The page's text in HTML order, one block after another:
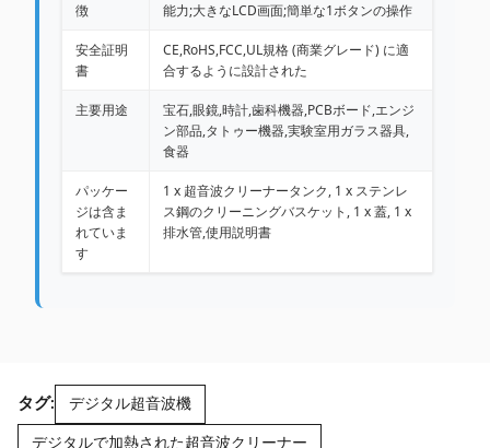
徴
能力;大きなLCD画面;簡単な1ボタンの操作
安全証明
書
CE,RoHS,FCC,UL規格 (商業グレード) に適
合するように設計された
主要用途
宝石,眼鏡,時計,歯科機器,PCBボード,エンジ
ン部品,タトゥー機器,実験室用ガラス器具,
食器
パッケー
ジは含ま
れていま
す
1 x 超音波クリーナータンク, 1 x ステンレ
ス鋼のクリーニングバスケット, 1 x 蓋, 1 x
排水管,使用説明書
タグ: デジタル超音波機
デジタルで加熱された超音波クリーナー